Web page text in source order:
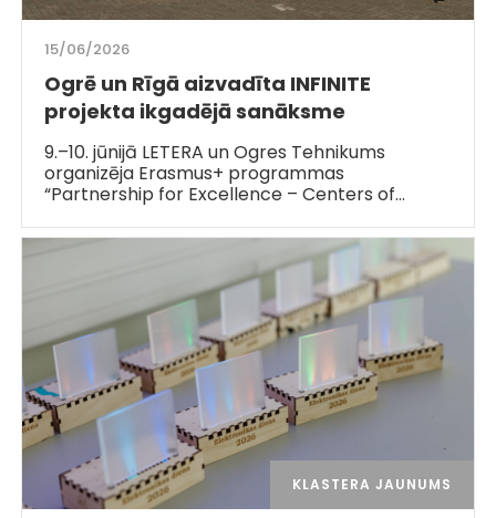
15/06/2026
Ogrē un Rīgā aizvadīta INFINITE
projekta ikgadējā sanāksme
9.–10. jūnijā LETERA un Ogres Tehnikums
organizēja Erasmus+ programmas
“Partnership for Excellence – Centers of…
KLASTERA JAUNUMS